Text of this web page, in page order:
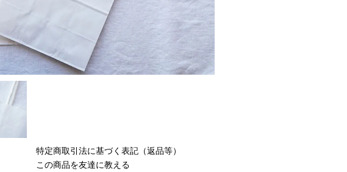
特定商取引法に基づく表記（返品等）
この商品を友達に教える